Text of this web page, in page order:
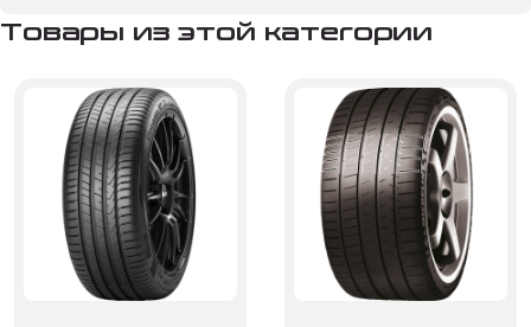
Товары из этой категории